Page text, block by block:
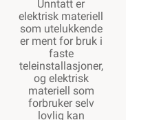
Unntatt er
elektrisk materiell
som utelukkende
er ment for bruk i
faste
teleinstallasjoner,
og elektrisk
materiell som
forbruker selv
lovlig kan